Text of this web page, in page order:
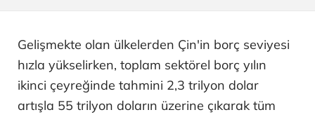
Gelişmekte olan ülkelerden Çin'in borç seviyesi
hızla yükselirken, toplam sektörel borç yılın
ikinci çeyreğinde tahmini 2,3 trilyon dolar
artışla 55 trilyon doların üzerine çıkarak tüm